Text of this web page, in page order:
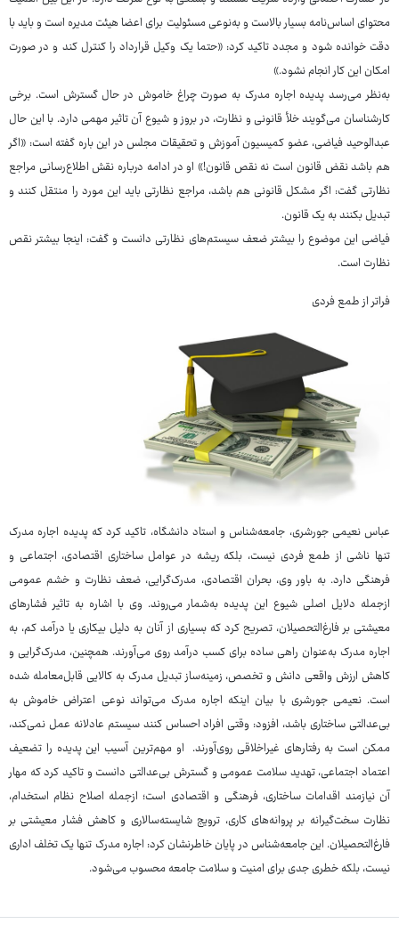
محتوای اساس‌نامه بسیار بالاست و به‌نوعی مسئولیت برای اعضا هیئت مدیره است و باید با
دقت خوانده شود و مجدد تاکید کرد: «حتما یک وکیل قرارداد را کنترل کند و در صورت
امکان این کار انجام نشود.»
به‌نظر می‌رسد پدیده اجاره مدرک به صورت چراغ خاموش در حال گسترش است. برخی
کارشناسان می‌گویند خلأ قانونی و نظارت، در بروز و شیوع آن تاثیر مهمی دارد. با این حال
عبدالوحید فیاضی، عضو کمیسیون آموزش و تحقیقات مجلس در این باره گفته است: «اگر
هم باشد نقض قانون است نه نقص قانون!» او در ادامه درباره نقش اطلاع‌رسانی مراجع
نظارتی گفت: اگر مشکل قانونی هم باشد، مراجع نظارتی باید این مورد را منتقل کنند و
تبدیل بکنند به یک قانون.
فیاضی این موضوع را بیشتر ضعف سیستم‌های نظارتی دانست و گفت: اینجا بیشتر نقص
نظارت است.
فراتر از طمع فردی
عباس نعیمی جورشری، جامعه‌شناس و استاد دانشگاه، تاکید کرد که پدیده اجاره مدرک
تنها ناشی از طمع فردی نیست، بلکه ریشه در عوامل ساختاری اقتصادی، اجتماعی و
فرهنگی دارد. به باور وی، بحران اقتصادی، مدرک‌گرایی، ضعف نظارت و خشم عمومی
ازجمله دلایل اصلی شیوع این پدیده به‌شمار می‌روند. وی با اشاره به تاثیر فشارهای
معیشتی بر فارغ‌التحصیلان، تصریح کرد که بسیاری از آنان به دلیل بیکاری یا درآمد کم، به
اجاره مدرک به‌عنوان راهی ساده برای کسب درآمد روی می‌آورند. همچنین، مدرک‌گرایی و
کاهش ارزش واقعی دانش و تخصص، زمینه‌ساز تبدیل مدرک به کالایی قابل‌معامله شده
است. نعیمی جورشری با بیان اینکه اجاره مدرک می‌تواند نوعی اعتراض خاموش به
بی‌عدالتی ساختاری باشد، افزود: وقتی افراد احساس کنند سیستم عادلانه عمل نمی‌کند،
ممکن است به رفتارهای غیراخلاقی روی‌آورند. او مهم‌ترین آسیب این پدیده را تضعیف
اعتماد اجتماعی، تهدید سلامت عمومی و گسترش بی‌عدالتی دانست و تاکید کرد که مهار
آن نیازمند اقدامات ساختاری، فرهنگی و اقتصادی است؛ ازجمله اصلاح نظام استخدام،
نظارت سخت‌گیرانه بر پروانه‌های کاری، ترویج شایسته‌سالاری و کاهش فشار معیشتی بر
فارغ‌التحصیلان. این جامعه‌شناس در پایان خاطرنشان کرد: اجاره مدرک تنها یک تخلف اداری
نیست، بلکه خطری جدی برای امنیت و سلامت جامعه محسوب می‌شود.